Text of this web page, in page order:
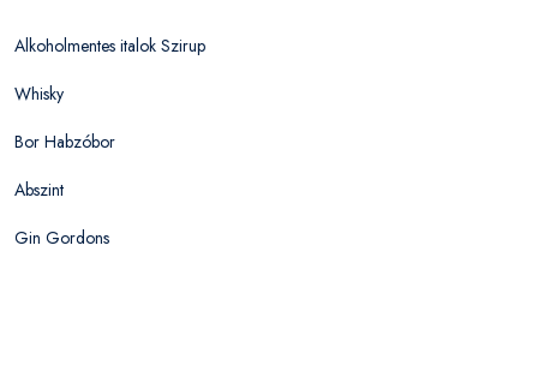
Alkoholmentes italok Szirup
Whisky
Bor Habzóbor
Abszint
Gin Gordons